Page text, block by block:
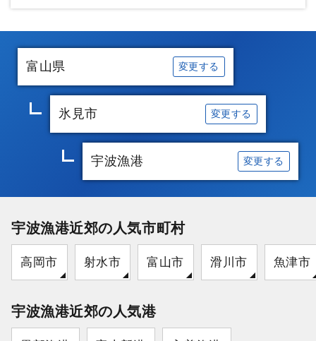
富山県 変更する
氷見市 変更する
宇波漁港 変更する
宇波漁港近郊の人気市町村
高岡市 射水市 富山市 滑川市 魚津市
宇波漁港近郊の人気港